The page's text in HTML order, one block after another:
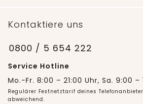
Kontaktiere uns
0800 / 5 654 222
Service Hotline
Mo.-Fr. 8:00 – 21:00 Uhr, Sa. 9:00 –
Regulärer Festnetztarif deines
abweichend.